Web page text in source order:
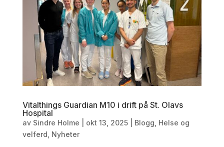
Vitalthings Guardian M10 i drift på St. Olavs
Hospital
av Sindre Holme okt 13, 2025| Blogg, Helse og
velferd, Nyheter